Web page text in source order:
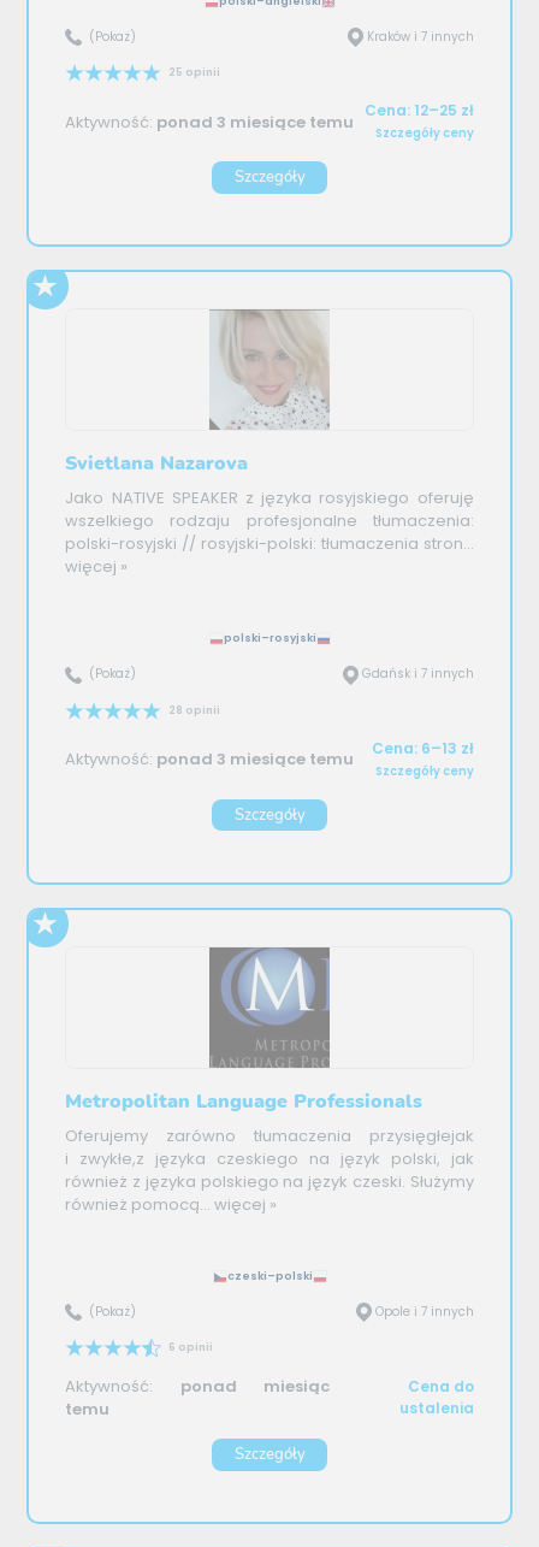
(Pokaż) Kraków i 7 innych
25 opinii
Aktywność: ponad 3 miesiące temu Cena: 12–25 zł
Szczegóły ceny
Szczegóły
Svietlana Nazarova
Jako NATIVE SPEAKER z języka rosyjskiego oferuję
wszelkiego rodzaju profesjonalne tłumaczenia:
polski-rosyjski // rosyjski-polski: tłumaczenia stron...
więcej »
polski–rosyjski
(Pokaż) Gdańsk i 7 innych
28 opinii
Aktywność: ponad 3 miesiące temu Cena: 6–13 zł
Szczegóły ceny
Szczegóły
Metropolitan Language Professionals
Oferujemy zarówno tłumaczenia przysięgłejak
i zwykłe,z języka czeskiego na język polski, jak
również z języka polskiego na język czeski. Służymy
również pomocą... więcej »
czeski–polski
(Pokaż) Opole i 7 innych
6 opinii
Aktywność: ponad miesiąc
temu
Cena do
ustalenia
Szczegóły